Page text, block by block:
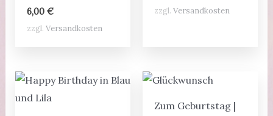
6,00 €
zzgl. Versandkosten
zzgl.Versandkosten
Zum Geburtstag |